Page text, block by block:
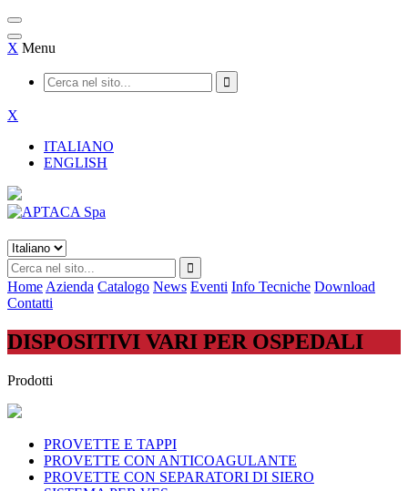
X Menu
X
ITALIANO
ENGLISH
HomeAzienda Catalogo News Eventi Info Tecniche Download
Contatti
DISPOSITIVI VARI PER OSPEDALI
Prodotti
PROVETTE E TAPPI
PROVETTE CON ANTICOAGULANTE
PROVETTE CON SEPARATORI DI SIERO